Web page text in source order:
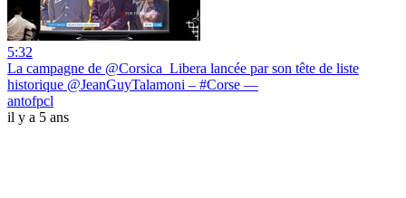
5:32
La campagne de @Corsica_Libera lancée par son tête de liste
historique @JeanGuyTalamoni – #Corse —
antofpcl
il y a 5 ans